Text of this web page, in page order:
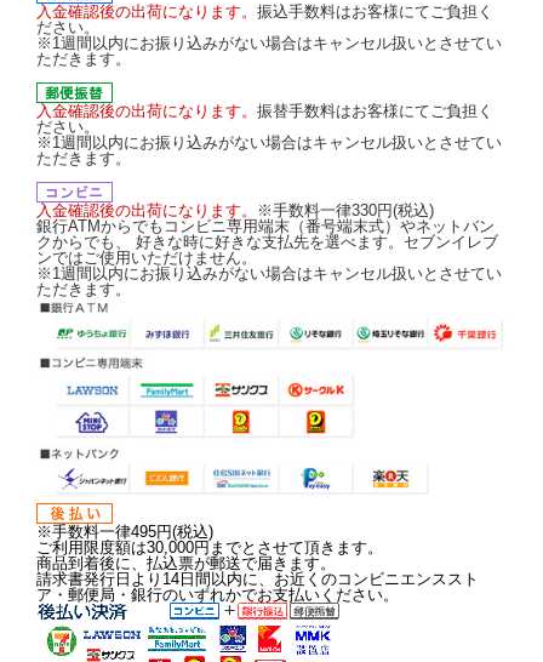
入金確認後の出荷になります。 振込手数料はお客様にてご負担く
ださい。
※1週間以内にお振り込みがない場合はキャンセル扱いとさせてい
ただきます。
入金確認後の出荷になります。 振替手数料はお客様にてご負担く
ださい。
※1週間以内にお振り込みがない場合はキャンセル扱いとさせてい
ただきます。
入金確認後の出荷になります。
※手数料一律330円(税込)
銀行ATMからでもコンビニ専用端末（番号端末式）やネットバン
クからでも、 好きな時に好きな支払先を選べます。セブンイレブ
ンではご使用いただけません。
※1週間以内にお振り込みがない場合はキャンセル扱いとさせてい
ただきます。
※手数料一律495円(税込)
ご利用限度額は30,000円までとさせて頂きます。
商品到着後に、払込票が郵送で届きます。
請求書発行日より14日間以内に、お近くのコンビニエンススト
ア・郵便局・銀行のいずれかでお支払いください。